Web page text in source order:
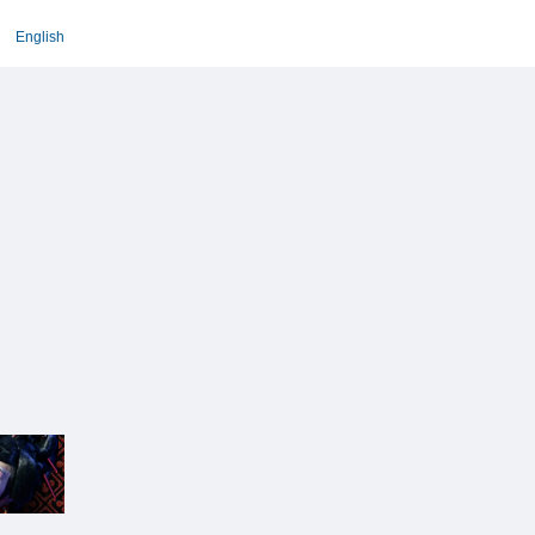
English